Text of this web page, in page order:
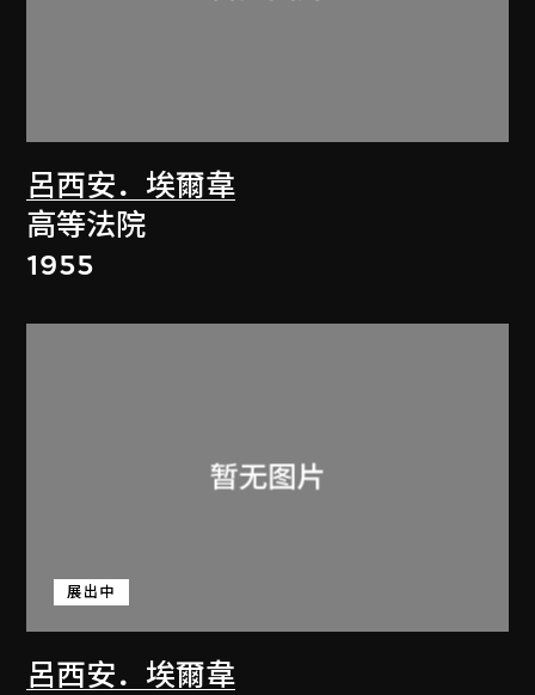
呂西安．埃爾韋
高等法院
1955
呂西安．埃爾韋
展出中